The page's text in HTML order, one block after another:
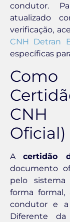
condutor.
atualizado
verificação,
CNH Detran
específicas
CNH
Oficial)
Acertidão
documento
pelo
forma formal,
condutor e a
Diferente